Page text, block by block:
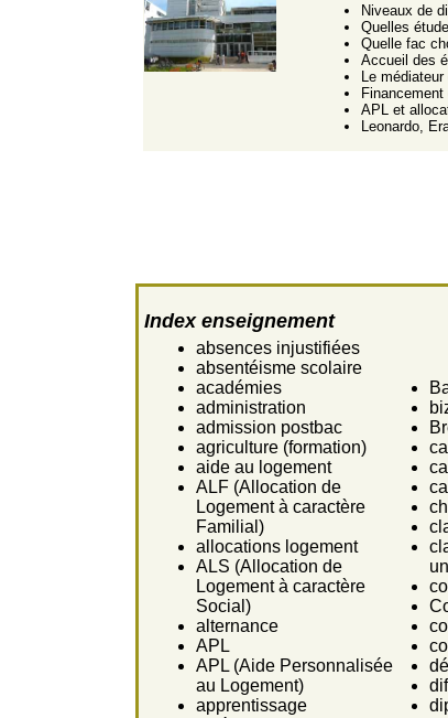
Niveaux de
Quelles
Quelle fac
Accueil des
Le
APL et
Leonardo,
Index enseignement
absences injustifiées
absentéisme scolaire
académies
administration
admission postbac
agriculture (formation)
aide au logement
ALF (Allocation de
Logement à caractère
Familial)
allocations logement
ALS (Allocation de
Logement à caractère
Social)
alternance
APL
APL (Aide Personnalisée
au Logement)
apprentissage